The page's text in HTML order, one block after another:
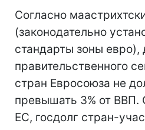
Согласно
(законодательно
стандарты зоны евро),
правительственного
стран Евросоюза не
превышать 3% от ВВП.
ЕС, госдолг стран-